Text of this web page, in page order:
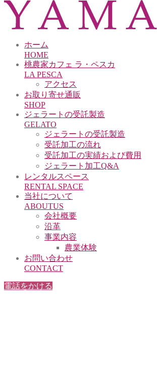
用あんぽ柿 ８個入
ーＡジュース 12本入
得な段ボール箱入）
ホーム
HOME
桃農家カフェ ラ・ペスカ
LA PESCA
アクセス
お取り寄せ通販
SHOP
ジェラートの受託製造
GELATO
ジェラートの受託製造
受託加工の流れ
受託加工の実績および費用
ジェラート加工Q&A
レンタルスペース
RENTAL SPACE
当社について
ABOUTUS
会社概要
沿革
事業内容
農業体験
お問い合わせ
CONTACT
電話をかける